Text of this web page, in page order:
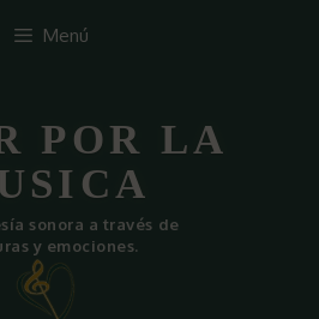
Menú
POR LA
sonora a través de
y emociones.